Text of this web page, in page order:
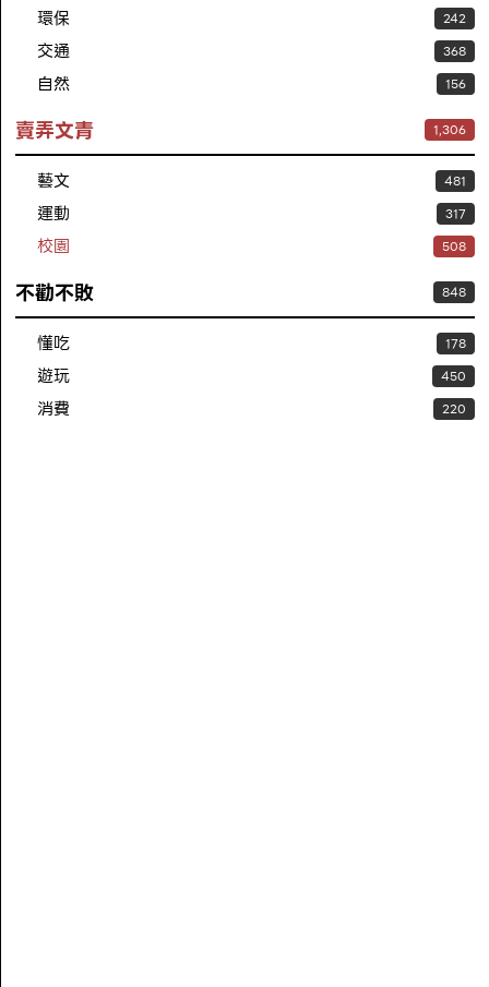
環保 242
交通 368
自然 156
賣弄文青 1,306
藝文 481
運動 317
校園 508
不勸不敗 848
懂吃 178
遊玩 450
消費 220